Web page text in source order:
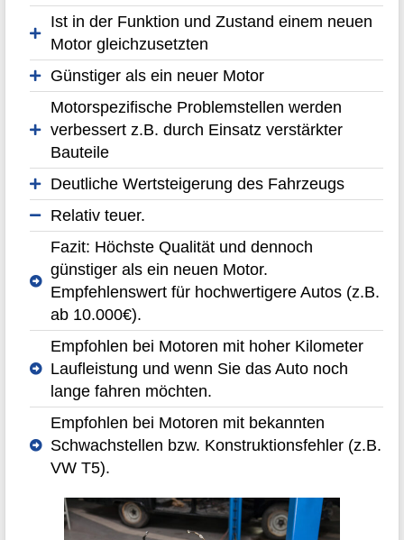
Ist in der Funktion und Zustand einem neuen
Motor gleichzusetzten
Günstiger als ein neuer Motor
Motorspezifische Problemstellen werden
verbessert z.B. durch Einsatz verstärkter
Bauteile
Deutliche Wertsteigerung des Fahrzeugs
Relativ teuer.
Fazit: Höchste Qualität und dennoch
günstiger als ein neuen Motor.
Empfehlenswert für hochwertigere Autos (z.B.
ab 10.000€).
Empfohlen bei Motoren mit hoher Kilometer
Laufleistung und wenn Sie das Auto noch
lange fahren möchten.
Empfohlen bei Motoren mit bekannten
Schwachstellen bzw. Konstruktionsfehler (z.B.
VW T5).